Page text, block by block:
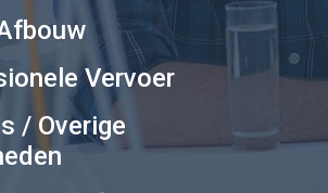
Vervoer
/ Overige